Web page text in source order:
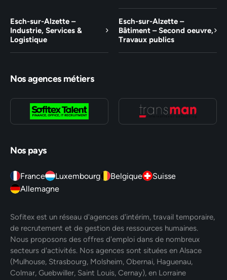
Esch-sur-Alzette –
Industrie, Services &
Logistique
Esch-sur-Alzette –
Bâtiment – Second oeuvre,
Travaux publics
Nos agences métiers
Nos pays
France Luxembourg Belgique
Suisse
Allemagne
Sofitex est un réseau d'agences d'intérim, travail temporaire,
de recrutement et de gestion des ressources humaines.
Nous proposons des offres d'emploi dans de nombreux
secteurs d'activités. Nos agences sont situées en Alsace
(Mulhouse, Strasbourg, Molsheim, Obernai, Haguenau,
Colmar, Guebwiller, Saint Louis, Cernay), en Lorraine